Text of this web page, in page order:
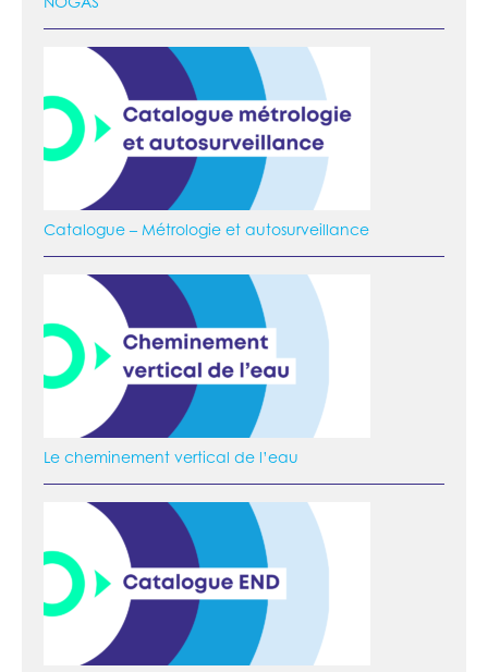
Catalogue – Métrologie et autosurveillance
Le cheminement vertical de l’eau